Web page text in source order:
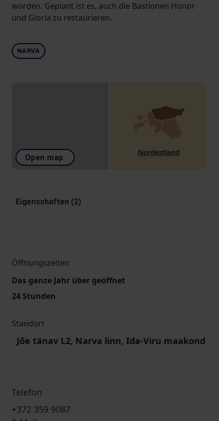
worden. Geplant ist es, auch die Bastionen Honor
und Gloria zu restaurieren.
NARVA
Open map
Nordestland
Eigenschaften (2)
Öffnungszeiten
Das ganze Jahr über geöffnet
24 Stunden
Standort
Jõe tänav L2, Narva linn, Ida-Viru maakond
Telefon
+372 359 9087